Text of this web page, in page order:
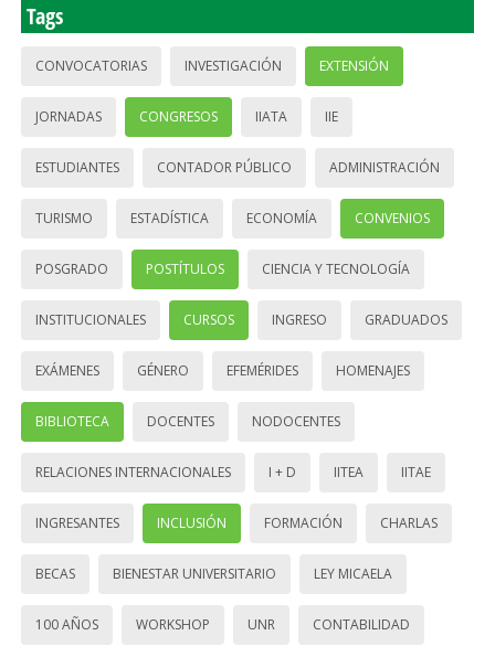
Tags
CONVOCATORIAS INVESTIGACIÓN EXTENSIÓN
JORNADAS CONGRESOS IIATA IIE
ESTUDIANTES CONTADOR PÚBLICO ADMINISTRACIÓN
TURISMO ESTADÍSTICA ECONOMÍA CONVENIOS
POSGRADO POSTÍTULOS CIENCIA Y TECNOLOGÍA
INSTITUCIONALES CURSOS INGRESO GRADUADOS
EXÁMENES GÉNERO EFEMÉRIDES HOMENAJES
BIBLIOTECA DOCENTES NODOCENTES
RELACIONES INTERNACIONALES I + D IITEA IITAE
INGRESANTES INCLUSIÓN FORMACIÓN CHARLAS
BECAS BIENESTAR UNIVERSITARIO LEY MICAELA
100 AÑOS WORKSHOP UNR CONTABILIDAD